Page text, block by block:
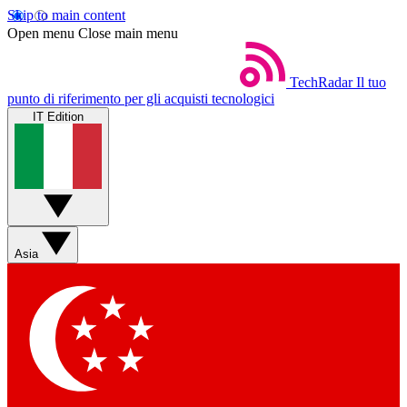
Skip to main content
Open menu Close main menu
TechRadar Il tuo
punto di riferimento per gli acquisti tecnologici
IT Edition
Asia